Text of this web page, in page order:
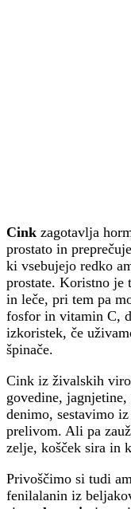
Cink zagotavlja
prostato in
ki vsebujejo redko
prostate. Koristno je
in leče, pri tem pa
fosfor in vitamin C,
izkoristek, če
špinače.
Cink iz živalskih
govedine,
denimo, sestavimo
prelivom. Ali pa
zelje, košček sira in
Privoščimo si tudi
fenilalanin iz